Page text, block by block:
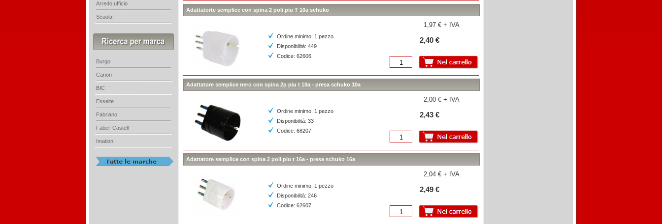
Adattatorte semplice con spina 2 poli piu T 10a schuko
Ordine minimo: 1 pezzo
Disponibilità: 449
Codice: 62606
1,97 € + IVA
2,40 €
Adattatore semplice nero con spina 2p piu t 10a - presa schuko 10a
Ordine minimo: 1 pezzo
Disponibilità: 33
Codice: 68207
2,00 € + IVA
2,43 €
Adattatore semplice con spina 2 poli piu t 16a - presa schuko 16a
Ordine minimo: 1 pezzo
Disponibilità: 246
Codice: 62607
2,04 € + IVA
2,49 €
Arredo ufficio
Scuola
Burgo
Canon
BIC
Esselte
Fabriano
Faber-Castell
Imation